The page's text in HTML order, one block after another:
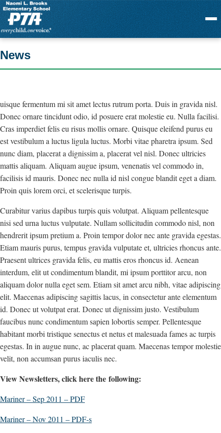
Menu
News
uisque fermentum mi sit amet lectus rutrum porta. Duis in gravida nisl.
Donec ornare tincidunt odio, id posuere erat molestie eu. Nulla facilisi.
Cras imperdiet felis eu risus mollis ornare. Quisque eleifend purus eu
est vestibulum a luctus ligula luctus. Morbi vitae pharetra ipsum. Sed
nunc diam, placerat a dignissim a, placerat vel nisl. Donec ultricies
mattis aliquam. Aliquam augue ipsum, venenatis vel commodo in,
facilisis id mauris. Donec nec nulla id nisl congue blandit eget a diam.
Proin quis lorem orci, et scelerisque turpis.
Curabitur varius dapibus turpis quis volutpat. Aliquam pellentesque
nisi sed urna luctus vulputate. Nullam sollicitudin commodo nisl, non
hendrerit ipsum pretium a. Proin tempor dolor nec ante gravida egestas.
Etiam mauris purus, tempus gravida vulputate et, ultricies rhoncus ante.
Praesent ultrices gravida felis, eu mattis eros rhoncus id. Aenean
interdum, elit ut condimentum blandit, mi ipsum porttitor arcu, non
aliquam dolor nulla eget sem. Etiam sit amet arcu nibh, vitae adipiscing
elit. Maecenas adipiscing sagittis lacus, in consectetur ante elementum
id. Donec ut volutpat erat. Donec ut dignissim justo. Vestibulum
faucibus nunc condimentum sapien lobortis semper. Pellentesque
habitant morbi tristique senectus et netus et malesuada fames ac turpis
egestas. In in augue nunc, ac placerat quam. Maecenas tempor molestie
velit, non accumsan purus iaculis nec.
View Newsletters, click here the following:
Mariner – Sep 2011 – PDF
Mariner – Nov 2011 – PDF-s